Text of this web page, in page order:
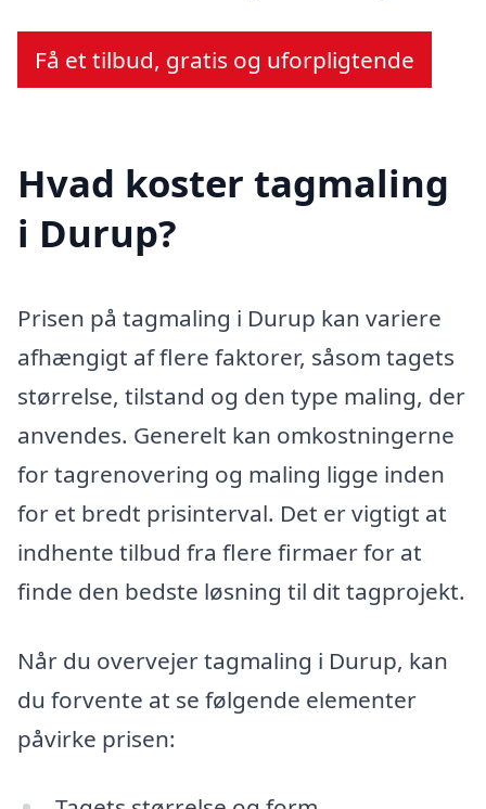
Få et tilbud, gratis og uforpligtende
Hvad koster tagmaling
i Durup?
Prisen på tagmaling i Durup kan variere
afhængigt af flere faktorer, såsom tagets
størrelse, tilstand og den type maling, der
anvendes. Generelt kan omkostningerne
for tagrenovering og maling ligge inden
for et bredt prisinterval. Det er vigtigt at
indhente tilbud fra flere firmaer for at
finde den bedste løsning til dit tagprojekt.
Når du overvejer tagmaling i Durup, kan
du forvente at se følgende elementer
påvirke prisen: